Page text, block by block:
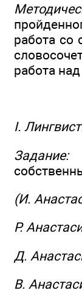
работа со
работа
I.
Задание:
(И.
Р.
Д.
В.